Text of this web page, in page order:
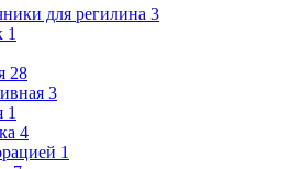
для регилина 3
1
28
3
1
4
1